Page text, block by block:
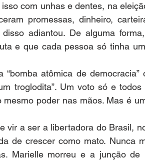
com unhas e dentes, na
promessas, dinheiro,
adiantou. De alguma
e que cada pessoa só tinha
atômica de democracia”
troglodita”. Um voto só e
poder nas mãos. Mas é
vir a ser a libertadora do Brasil,
de crescer como mato. Nunca
Marielle morreu e a junção de